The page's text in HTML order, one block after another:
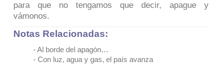
para que no tengamos que decir, apague y
vámonos.
Notas Relacionadas:
-Al borde del apagón…
- Con luz, agua y gas, el país avanza